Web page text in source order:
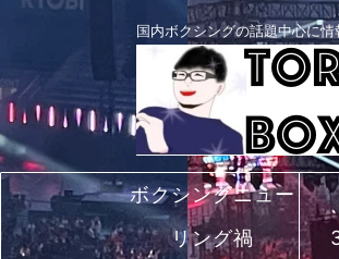
国内ボクシングの話題中心に
ボクシングニュー
ス
リング禍